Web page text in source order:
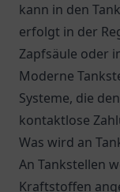
kann in den
erfolgt in der
Zapfsäule oder
Moderne
Systeme, die
kontaktlose
Was wird an
An Tankstellen
Kraftstoffen